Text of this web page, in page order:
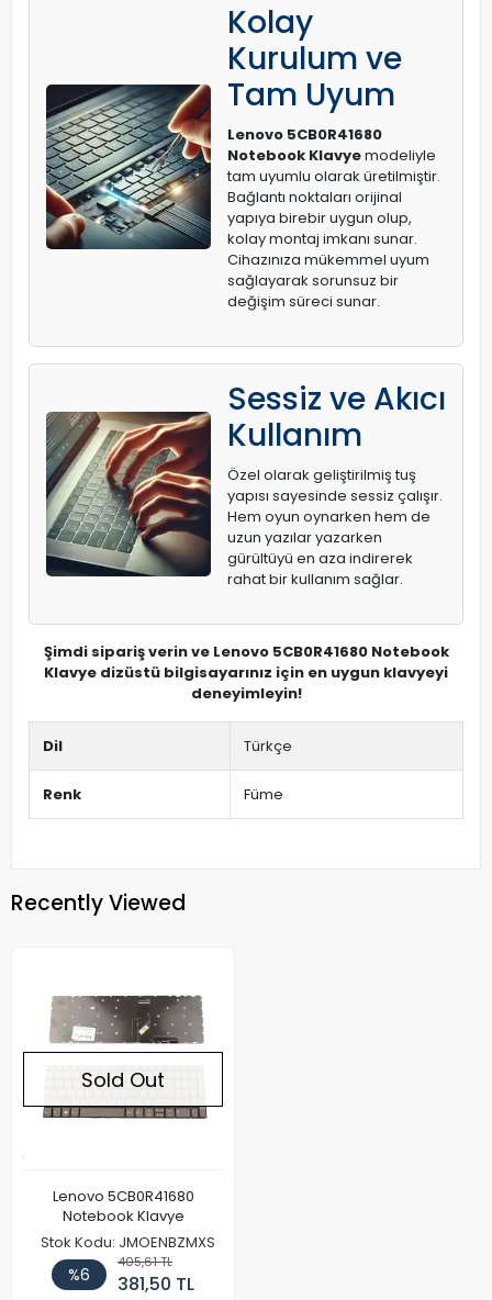
Kolay
Kurulum ve
Tam Uyum
Lenovo 5CB0R41680
Notebook Klavyemodeliyle
tam uyumlu olarak üretilmiştir.
Bağlantı noktaları orijinal
yapıya birebir uygun olup,
kolay montaj imkanı sunar.
Cihazınıza mükemmel uyum
sağlayarak sorunsuz bir
değişim süreci sunar.
Sessiz ve Akıcı
Kullanım
Özel olarak geliştirilmiş tuş
yapısı sayesinde sessiz çalışır.
Hem oyun oynarken hem de
uzun yazılar yazarken
gürültüyü en aza indirerek
rahat bir kullanım sağlar.
Şimdi sipariş verin ve Lenovo 5CB0R41680 Notebook
Klavye dizüstü bilgisayarınız için en uygun klavyeyi
deneyimleyin!
Dil Türkçe
Renk Füme
Recently Viewed
Sold Out
Lenovo 5CB0R41680
Notebook Klavye
Stok Kodu: JMOENBZMXS
%6
405,61 TL
381,50 TL